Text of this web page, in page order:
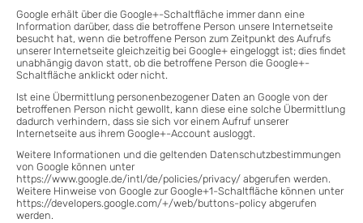
Google erhält über die Google+-Schaltfläche immer dann eine
Information darüber, dass die betroffene Person unsere Internetseite
besucht hat, wenn die betroffene Person zum Zeitpunkt des Aufrufs
unserer Internetseite gleichzeitig bei Google+ eingeloggt ist; dies findet
unabhängig davon statt, ob die betroffene Person die Google+-
Schaltfläche anklickt oder nicht.
Ist eine Übermittlung personenbezogener Daten an Google von der
betroffenen Person nicht gewollt, kann diese eine solche Übermittlung
dadurch verhindern, dass sie sich vor einem Aufruf unserer
Internetseite aus ihrem Google+-Account ausloggt.
Weitere Informationen und die geltenden Datenschutzbestimmungen
von Google können unter
https://www.google.de/intl/de/policies/privacy/ abgerufen werden.
Weitere Hinweise von Google zur Google+1-Schaltfläche können unter
https://developers.google.com/+/web/buttons-policy abgerufen
werden.